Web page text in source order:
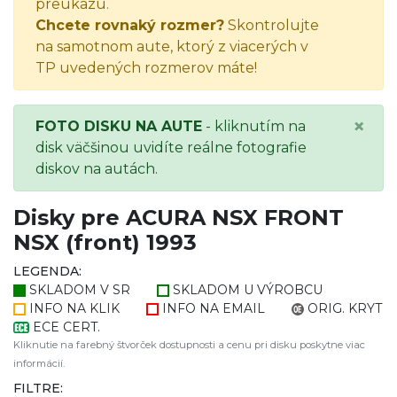
preukazu.
Chcete rovnaký rozmer? Skontrolujte
na samotnom aute, ktorý z viacerých v
TP uvedených rozmerov máte!
FOTO DISKU NA AUTE - kliknutím na
disk väčšinou uvidíte reálne fotografie
diskov na autách.
×
Disky pre ACURA NSX FRONT
NSX (front) 1993
LEGENDA:
SKLADOM V SR
SKLADOM U VÝROBCU
INFO NA KLIK
INFO NA EMAIL
ORIG. KRYT
ECE CERT.
Kliknutie na farebný štvorček dostupnosti a cenu pri disku poskytne viac
informácií.
FILTRE: